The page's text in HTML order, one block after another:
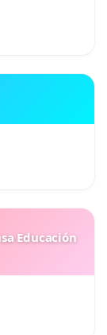
Educación